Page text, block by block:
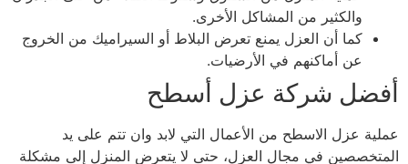
والكثير من المشاكل الأخرى.
كما أن العزل يمنع تعرض البلاط أو السيراميك من الخروج
عن أماكنهم في الأرضيات.
أفضل شركة عزل أسطح
عملية عزل الاسطح من الأعمال التي لابد وان تتم على يد
المتخصصين في مجال العزل، حتى لا يتعرض المنزل إلى مشكلة